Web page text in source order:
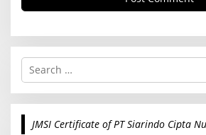
S
r
c
JMSI Certificate of PT Siarindo Cipta